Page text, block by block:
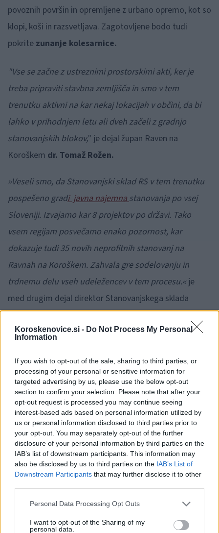
Koroskenovice.si - Do Not Process My Personal
Information
If you wish to opt-out of the sale, sharing to third parties, or
processing of your personal or sensitive information for
targeted advertising by us, please use the below opt-out
section to confirm your selection. Please note that after your
opt-out request is processed you may continue seeing
interest-based ads based on personal information utilized by
us or personal information disclosed to third parties prior to
your opt-out. You may separately opt-out of the further
disclosure of your personal information by third parties on the
IAB’s list of downstream participants. This information may
also be disclosed by us to third parties on the IAB’s List of
Downstream Participants that may further disclose it to other
Please note that this website/app uses one or more Google
not limited to your visit or usage behaviour. You may click to
Personal Data Processing Opt Outs
I want to opt-out of the Sharing of my
personal data.
povoznih površin in opremljene z urbano opremo, kot so
klopi, koši in razsvetljava. Zagotovljene bodo tudi
pokrite zunanje kolesarnice.
"Vse se začne z ustreznimi prostorskimi akti, ker je
treba pripraviti stavbna zemljišča in smo v tem
trenutku aktivni na kar nekaj lokacijah v občini, da bi
lahko v prihodnjem letu ali dveh začeli z gradnjo
stanovanjskih blokov," je dejal župan Raven na
Koroškem dr. Tomaž Rožen.
»Veseli smo, da Stanovanjski sklad RS v tem trenutku
pospešeno gradi javna najemna stanovanja po vsej
Sloveniji. Izvajamo kar 8 projektov po državi. Tako
vsem regijam posvečamo enako pozornost, kar
dokazuje tudi 35 novih neprofitnih stanovanj na
Ravnah na Koroškem. Zahvala gre sodelovanju in
trdnemu delu vseh udeležencev v tem procesu.« je
med drugim dejal direktor Stanovanjskega sklada
RSmag. Črtomir Remec.
»Sodelovanje Stanovanjskega sklada in Ministrstva za
solidarno prihodnost je je minister Maljevac označil za
uspešno. Danes odpiramo 35 novih javno najemnih